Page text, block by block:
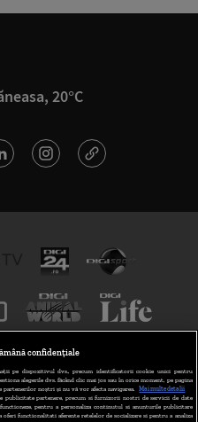
20°C
confidențiale
pe dispozitivul dvs., precum identificatorii cookie unici pentru
alegerile dvs. făcând clic mai jos sau în orice moment, pe pagina
noștri și nu vă vor afecta navigarea.
Mai multe detalii
publicitate partenere, precum si furnizorii nostri de servicii de date
pentru a personaliza continutul si anunturile publicitare
functionalitati aferente retelelor de socializare si pentru a analiza